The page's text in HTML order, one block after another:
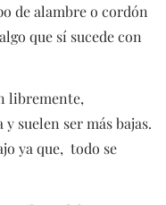
de alambre o cordón
que sí sucede con
libremente,
suelen ser más bajas.
ya que, todo se